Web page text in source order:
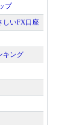
プ
しいFX口座
キング